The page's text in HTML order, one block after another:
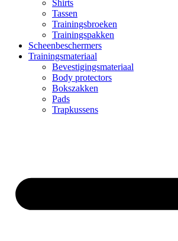
Shirts
Tassen
Trainingsbroeken
Trainingspakken
Scheenbeschermers
Trainingsmateriaal
Bevestigingsmateriaal
Body protectors
Bokszakken
Pads
Trapkussens